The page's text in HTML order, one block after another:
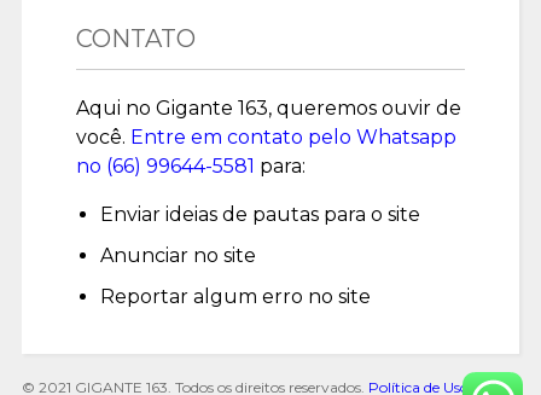
CONTATO
Aqui no Gigante 163, queremos ouvir de
você. Entre em contato pelo Whatsapp
no (66) 99644-5581 para:
Enviar ideias de pautas para o site
Anunciar no site
Reportar algum erro no site
© 2021 GIGANTE 163. Todos os direitos reservados. Política de Uso de